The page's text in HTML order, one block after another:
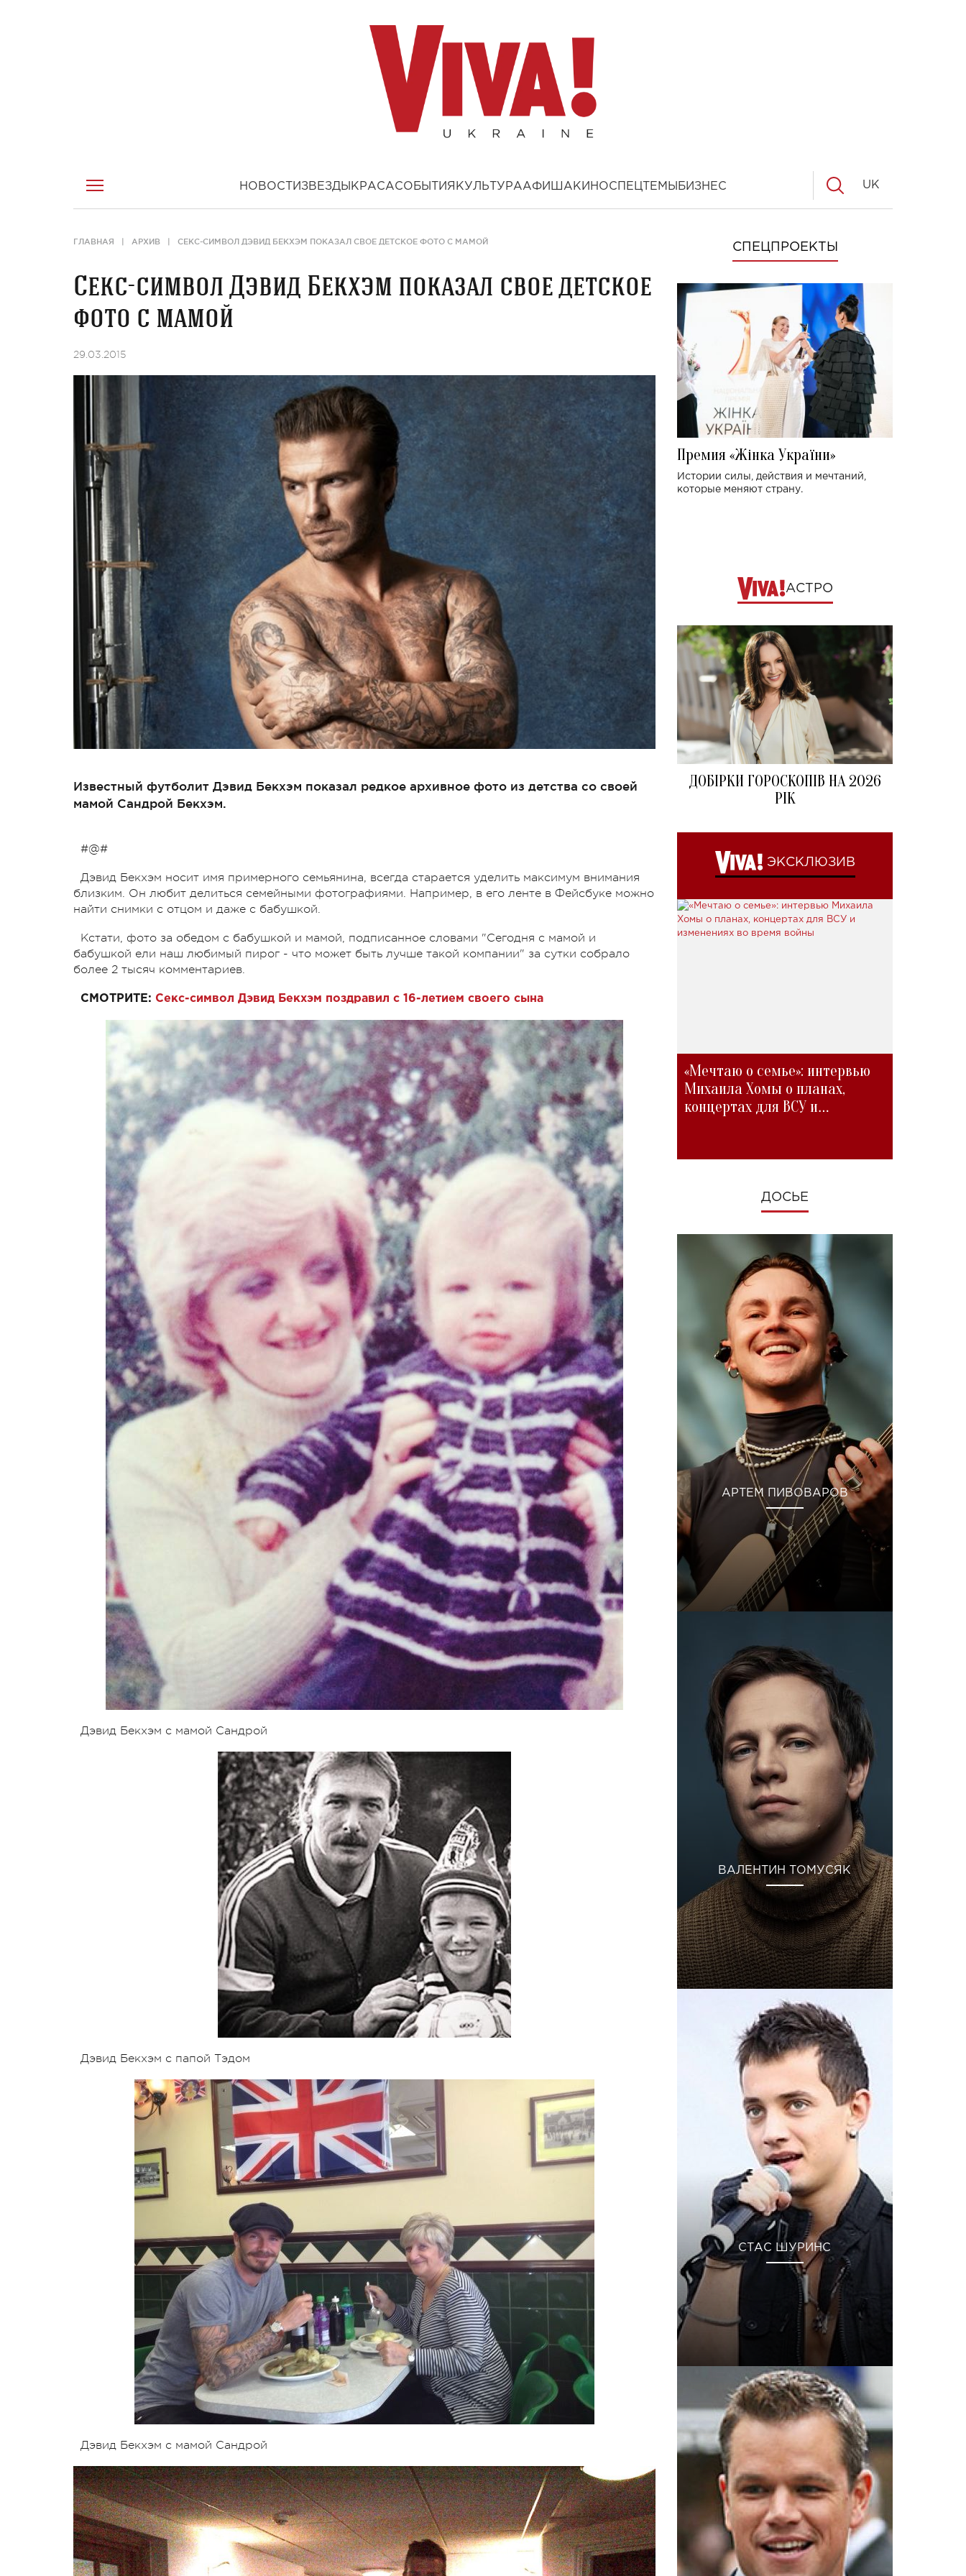
НОВОСТИ ЗВЕЗДЫ КРАСАСОБЫТИЯ КУЛЬТУРААФИША КИНОСПЕЦТЕМЫ БИЗНЕС UK
ГЛАВНАЯ АРХИВ СЕКС-СИМВОЛ ДЭВИД БЕКХЭМ ПОКАЗАЛ СВОЕ ДЕТСКОЕ ФОТО С МАМОЙ
Секс-символ Дэвид Бекхэм показал свое детское
фото с мамой
29.03.2015
Известный футболит Дэвид Бекхэм показал редкое архивное фото из детства со своей
мамой Сандрой Бекхэм.
#@#
Дэвид Бекхэм носит имя примерного семьянина, всегда старается уделить максимум внимания
близким. Он любит делиться семейными фотографиями. Например, в его ленте в Фейсбуке можно
найти снимки с отцом и даже с бабушкой.
Кстати, фото за обедом с бабушкой и мамой, подписанное словами "Сегодня с мамой и
бабушкой ели наш любимый пирог - что может быть лучше такой компании" за сутки собрало
более 2 тысяч комментариев.
СМОТРИТЕ: Секс-символ Дэвид Бекхэм поздравил с 16-летием своего сына
Дэвид Бекхэм с мамой Сандрой
Дэвид Бекхэм с папой Тэдом
Дэвид Бекхэм с мамой Сандрой
СПЕЦПРОЕКТЫ
Премия «Жінка України»
Истории силы, действия и мечтаний,
которые меняют страну.
АСТРО
ДОБІРКИ ГОРОСКОПІВ НА 2026
РІК
ЭКСКЛЮЗИВ
«Мечтаю о семье»: интервью
Михаила Хомы о планах,
концертах для ВСУ и
ДОСЬЕ
АРТЕМ ПИВОВАРОВ
ВАЛЕНТИН ТОМУСЯК
СТАС ШУРИНС